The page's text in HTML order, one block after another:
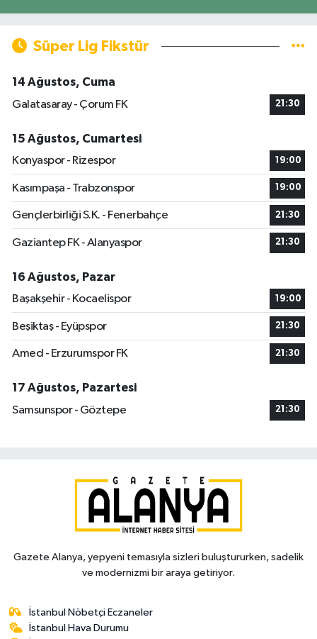
Süper Lig Fikstür
14 Ağustos, Cuma
Galatasaray - Çorum FK
21:30
15 Ağustos, Cumartesi
Konyaspor - Rizespor
19:00
Kasımpaşa - Trabzonspor 19:00
Gençlerbirliği S.K. - Fenerbahçe 21:30
Gaziantep FK - Alanyaspor 21:30
16 Ağustos, Pazar
Başakşehir - Kocaelispor
19:00
Beşiktaş - Eyüpspor 21:30
Amed - Erzurumspor FK 21:30
17 Ağustos, Pazartesi
Samsunspor - Göztepe
21:30
Gazete Alanya, yepyeni temasıyla sizleri buluştururken, sadelik
ve modernizmi bir araya getiriyor.
İstanbul Nöbetçi Eczaneler
İstanbul Hava Durumu